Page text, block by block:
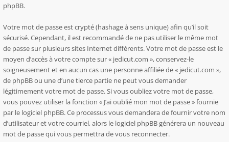
phpBB.
Votre mot de passe est crypté (hashage à sens unique) afin qu’il soit
sécurisé. Cependant, il est recommandé de ne pas utiliser le même mot
de passe sur plusieurs sites Internet différents. Votre mot de passe est le
moyen d’accès à votre compte sur « jedicut.com », conservez-le
soigneusement et en aucun cas une personne affiliée de « jedicut.com »,
de phpBB ou une d’une tierce partie ne peut vous demander
légitimement votre mot de passe. Si vous oubliez votre mot de passe,
vous pouvez utiliser la fonction « J’ai oublié mon mot de passe » fournie
par le logiciel phpBB. Ce processus vous demandera de fournir votre nom
d’utilisateur et votre courriel, alors le logiciel phpBB générera un nouveau
mot de passe qui vous permettra de vous reconnecter.